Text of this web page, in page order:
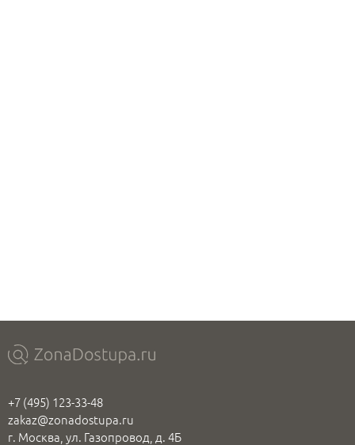
+7 (495) 123-33-48
zakaz@zonadostupa.ru
г. Москва, ул. Газопровод, д. 4Б